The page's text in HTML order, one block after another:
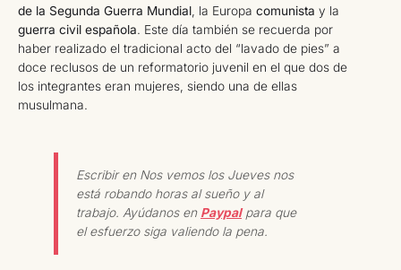
de la Segunda Guerra Mundial , la Europa comunista y la
guerra civil española. Este día también se recuerda por
haber realizado el tradicional acto del “lavado de pies” a
doce reclusos de un reformatorio juvenil en el que dos de
los integrantes eran mujeres, siendo una de ellas
musulmana.
Escribir en Nos vemos los Jueves nos
está robando horas al sueño y al
trabajo. Ayúdanos en Paypalpara que
el esfuerzo siga valiendo la pena.